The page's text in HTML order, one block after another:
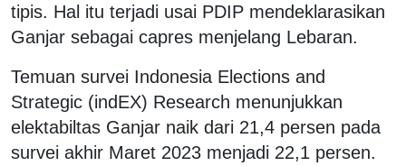
tipis. Hal itu terjadi usai PDIP mendeklarasikan
Ganjar sebagai capres menjelang Lebaran.
Temuan survei Indonesia Elections and
Strategic (indEX) Research menunjukkan
elektabiltas Ganjar naik dari 21,4 persen pada
survei akhir Maret 2023 menjadi 22,1 persen.